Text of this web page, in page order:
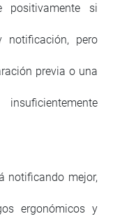
positivamente si
notificación, pero
previa o una
notificando mejor,
ergonómicos y